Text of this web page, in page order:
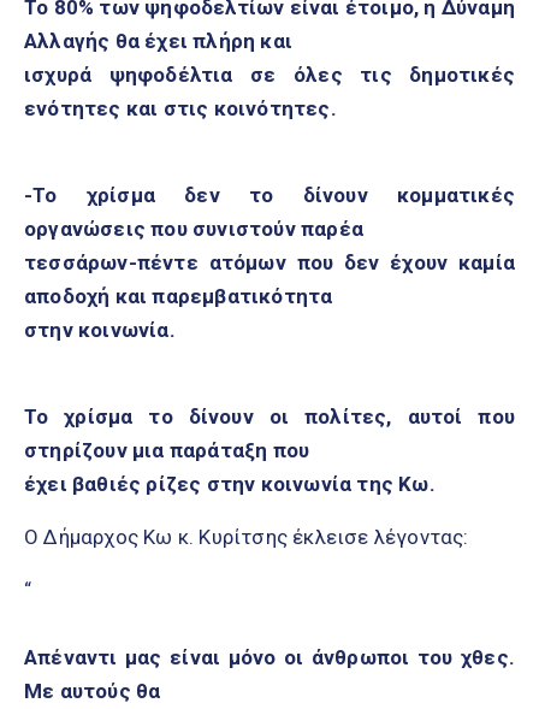
Το 80% των ψηφοδελτίων είναι έτοιμο, η Δύναμη
Αλλαγής θα έχει πλήρη και
ισχυρά ψηφοδέλτια σε όλες τις δημοτικές
ενότητες και στις κοινότητες.
-Το χρίσμα δεν το δίνουν κομματικές
οργανώσεις που συνιστούν παρέα
τεσσάρων-πέντε ατόμων που δεν έχουν καμία
αποδοχή και παρεμβατικότητα
στην κοινωνία.
Το χρίσμα το δίνουν οι πολίτες, αυτοί που
στηρίζουν μια παράταξη που
έχει βαθιές ρίζες στην κοινωνία της Κω.
Ο Δήμαρχος Κω κ. Κυρίτσης έκλεισε λέγοντας:
“
Απέναντι μας είναι μόνο οι άνθρωποι του χθες.
Με αυτούς θα